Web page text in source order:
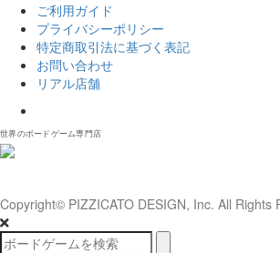
ご利用ガイド
プライバシーポリシー
特定商取引法に基づく表記
お問い合わせ
リアル店舗
世界のボードゲーム専門店
Copyright© PIZZICATO DESIGN, Inc. All Rights